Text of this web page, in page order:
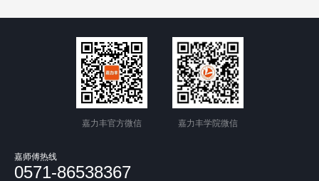
嘉力丰官方微信 嘉力丰学院微信
嘉师傅热线
0571-86538367